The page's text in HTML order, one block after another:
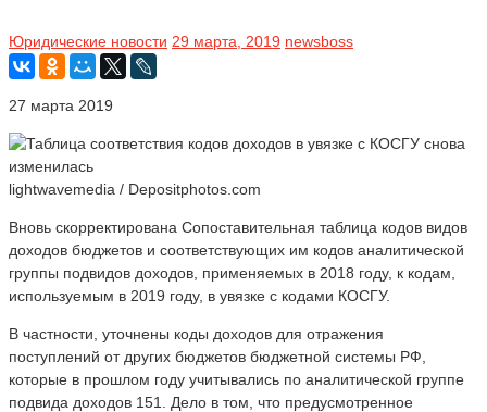
Юридические новости 29 марта, 2019 newsboss
27 марта 2019
lightwavemedia / Depositphotos.com
Вновь скорректирована Сопоставительная таблица кодов видов
доходов бюджетов и соответствующих им кодов аналитической
группы подвидов доходов, применяемых в 2018 году, к кодам,
используемым в 2019 году, в увязке с кодами КОСГУ.
В частности, уточнены коды доходов для отражения
поступлений от других бюджетов бюджетной системы РФ,
которые в прошлом году учитывались по аналитической группе
подвида доходов 151. Дело в том, что предусмотренное